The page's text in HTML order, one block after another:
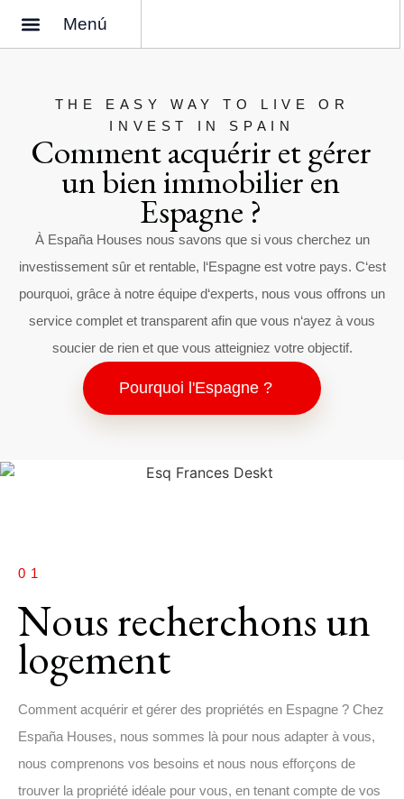
Menú
THE EASY WAY TO LIVE OR
INVEST IN SPAIN
Comment acquérir et gérer
un bien immobilier en
Espagne ?
À España Houses nous savons que si vous cherchez un
investissement sûr et rentable, l‘Espagne est votre pays. C‘est
pourquoi, grâce à notre équipe d‘experts, nous vous offrons un
service complet et transparent afin que vous n‘ayez à vous
soucier de rien et que vous atteigniez votre objectif.
Pourquoi l'Espagne ?
01
Nous recherchons un
logement
Comment acquérir et gérer des propriétés en Espagne ? Chez
España Houses, nous sommes là pour nous adapter à vous,
nous comprenons vos besoins et nous nous efforçons de
trouver la propriété idéale pour vous, en tenant compte de vos